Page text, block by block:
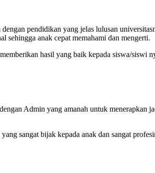
pendidikan yang jelas lulusan
sehingga anak cepat memahami dan mengerti.
hasil yang baik kepada siswa/siswi
Admin yang amanah untuk menerapkan
sangat bijak kepada anak dan sangat